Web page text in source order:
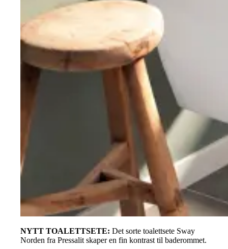
NYTT TOALETTSETE: Det sorte toalettsete Sway
Norden fra Pressalit skaper en fin kontrast til baderommet.